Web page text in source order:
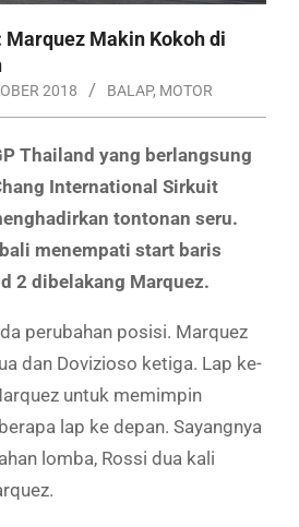
Marquez Makin Kokoh di
2018 BALAP, MOTOR
Thailand yang berlangsung
International Sirkuit
tontonan seru.
menempati start baris
2 dibelakang Marquez.
perubahan posisi. Marquez
dan Dovizioso ketiga. Lap ke-
untuk memimpin
lap ke depan. Sayangnya
lomba, Rossi dua kali